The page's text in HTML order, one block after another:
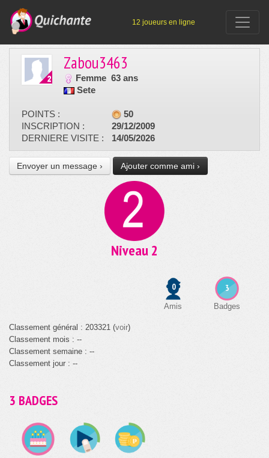
12 joueurs en ligne
Zabou3463
Femme 63 ans
Sete
POINTS :
50
INSCRIPTION :
29/12/2009
DERNIERE VISITE :
14/05/2026
Envoyer un message › Ajouter comme ami ›
Niveau 2
3
Badges
0
Amis
Classement général : 203321 (voir)
Classement mois : --
Classement semaine : --
Classement jour : --
3 BADGES